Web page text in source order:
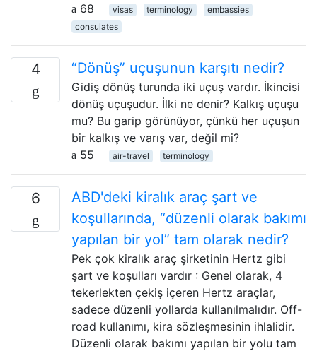
68
visas terminology
embassies
consulates
4 “Dönüş” uçuşunun karşıtı nedir?
Gidiş dönüş turunda iki uçuş vardır. İkincisi
dönüş uçuşudur. İlki ne denir? Kalkış uçuşu
mu? Bu garip görünüyor, çünkü her uçuşun
bir kalkış ve varış var, değil mi?
55
air-travel terminology
6
ABD'deki kiralık araç şart ve
koşullarında, “düzenli olarak bakımı
yapılan bir yol” tam olarak nedir?
Pek çok kiralık araç şirketinin Hertz gibi
şart ve koşulları vardır : Genel olarak, 4
tekerlekten çekiş içeren Hertz araçlar,
sadece düzenli yollarda kullanılmalıdır. Off-
road kullanımı, kira sözleşmesinin ihlalidir.
Düzenli olarak bakımı yapılan bir yolu tam